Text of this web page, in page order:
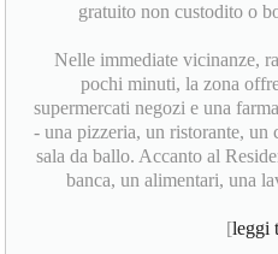
gratuito non custodito o
Nelle immediate vicinanze,
pochi minuti, la zona
supermercati negozi e una
- una pizzeria, un ristorante, un
sala da ballo. Accanto al
banca, un alimentari, una
[leggi